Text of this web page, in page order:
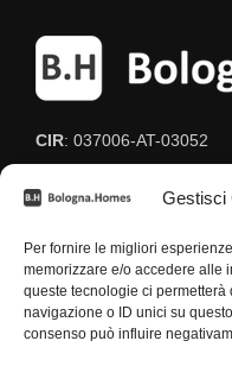
Gestisci
Per fornire le migliori
memorizzare e/o accedere alle
queste tecnologie ci
navigazione o ID unici su
consenso può influire
CIR: 037006-AT-03052
CIN: